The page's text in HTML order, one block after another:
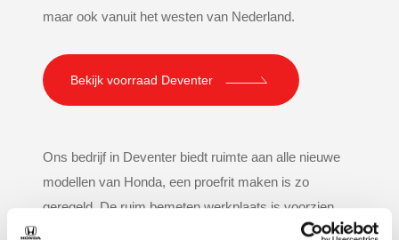
maar ook vanuit het westen van Nederland.
Bekijk voorraad Deventer
Ons bedrijf in Deventer biedt ruimte aan alle nieuwe
modellen van Honda, een proefrit maken is zo
geregeld. De ruim bemeten werkplaats is voorzien
van alle apparatuur om uw Honda in topconditie te